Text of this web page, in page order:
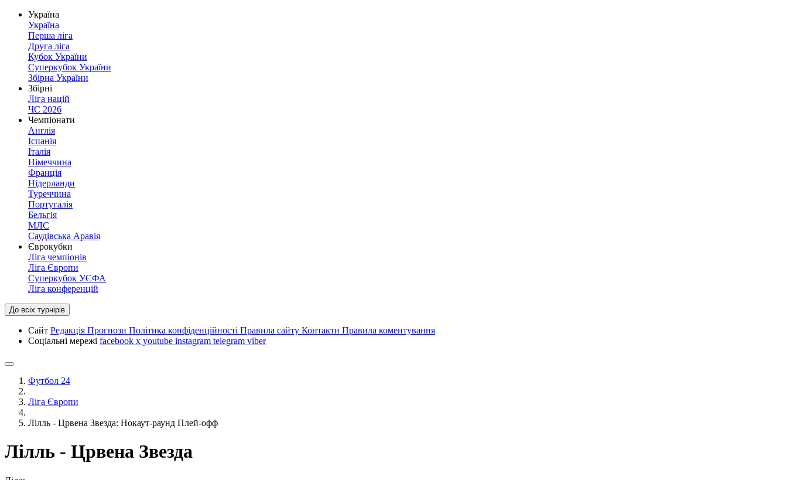
Україна
Україна
Перша ліга
Друга ліга
Кубок України
Суперкубок України
Збірна України
Збірні
Ліга націй
ЧС 2026
Чемпіонати
Англія
Іспанія
Італія
Німеччина
Франція
Нідерланди
Туреччина
Португалія
Бельгія
МЛС
Саудівська Аравія
Єврокубки
Ліга чемпіонів
Ліга Європи
Суперкубок УЄФА
Ліга конференцій
До всіх турнірів
Сайт Редакція Прогнози Політика конфіденційності Правила сайту Контакти Правила коментування
Соціальні мережі facebook x youtube instagram telegram viber
Футбол 24
Ліга Європи
Лілль - Црвена Звезда: Нокаут-раунд Плей-офф
Лілль - Црвена Звезда